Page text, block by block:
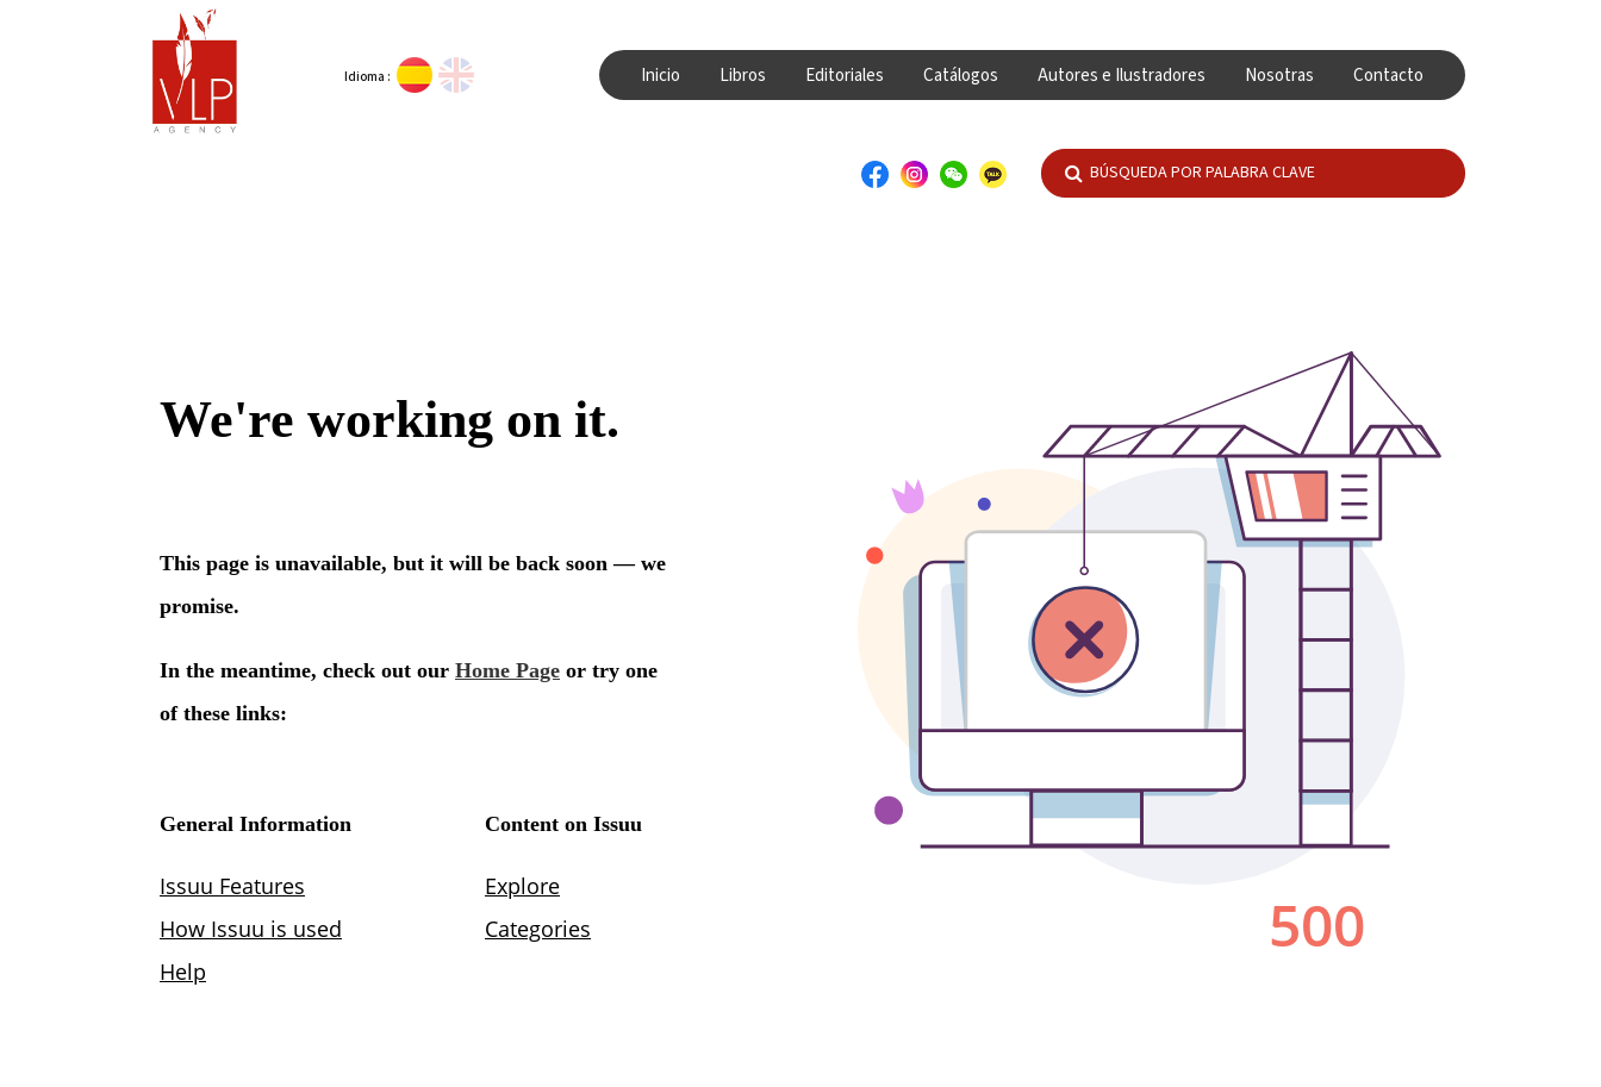
Idioma : Inicio Libros Editoriales Catálogos Autores e Ilustradores Nosotras Contacto